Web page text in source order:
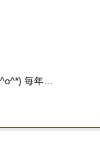
毎年…